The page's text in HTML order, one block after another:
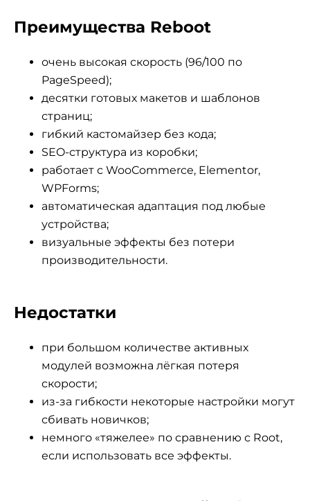
Преимущества Reboot
очень высокая скорость (96/100 по
PageSpeed);
десятки готовых макетов и шаблонов
страниц;
гибкий кастомайзер без кода;
SEO-структура из коробки;
работает с WooCommerce, Elementor,
WPForms;
автоматическая адаптация под любые
устройства;
визуальные эффекты без потери
производительности.
Недостатки
при большом количестве активных
модулей возможна лёгкая потеря
скорости;
из-за гибкости некоторые настройки могут
сбивать новичков;
немного «тяжелее» по сравнению с Root,
если использовать все эффекты.